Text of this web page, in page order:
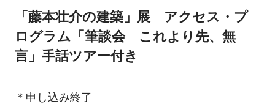
「藤本壮介の建築」展 アクセス・プ
ログラム「筆談会 これより先、無
言」手話ツアー付き
＊申し込み終了